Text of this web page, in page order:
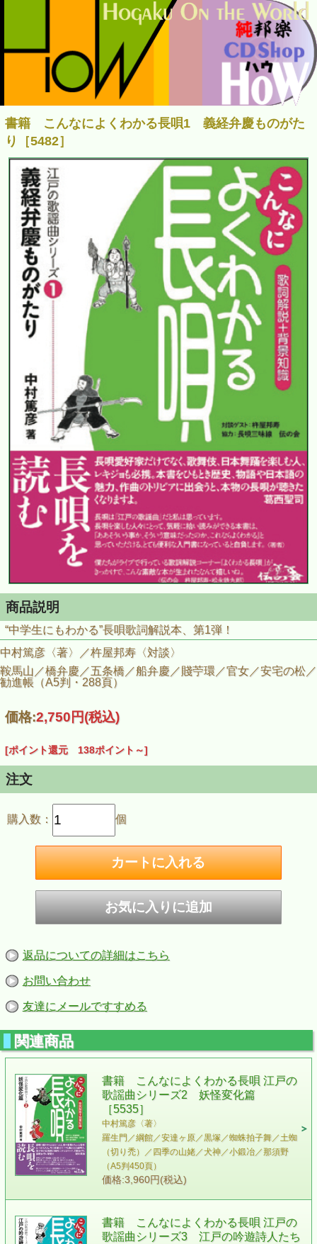
書籍 こんなによくわかる長唄1 義経弁慶ものがた
り［5482］
商品説明
“中学生にもわかる”長唄歌詞解説本、第1弾！
中村篤彦〈著〉／杵屋邦寿〈対談〉
鞍馬山／橋弁慶／五条橋／船弁慶／賤苧環／官女／安宅の松／
勧進帳（A5判・288頁）
価格:2,750円(税込)
[ポイント還元 138ポイント～]
注文
購入数： 個
返品についての詳細はこちら
お問い合わせ
友達にメールですすめる
関連商品
書籍 こんなによくわかる長唄 江戸の
歌謡曲シリーズ2 妖怪変化篇
［5535］
中村篤彦〈著〉
羅生門／綱館／安達ヶ原／黒塚／蜘蛛拍子舞／土蜘
（切り禿）／四季の山姥／犬神／小鍛冶／那須野
（A5判450頁）
価格:3,960円(税込)
書籍 こんなによくわかる長唄 江戸の
歌謡曲シリーズ3 江戸の吟遊詩人たち